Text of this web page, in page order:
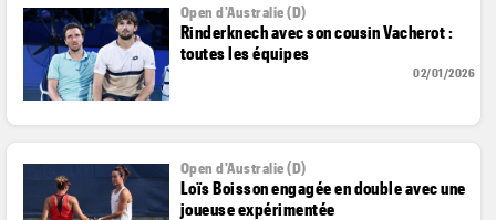
Open d'Australie (D)
Rinderknech avec son cousin Vacherot :
toutes les équipes
02/01/2026
Open d'Australie (D)
Loïs Boisson engagée en double avec une
joueuse expérimentée